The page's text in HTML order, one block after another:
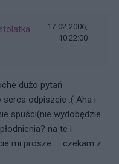
17-02-2006,
10:22:00
dużo pytań
serca odpiszcie :( Aha i
spuści(nie wydobędzie
na te i
mi prosze..... czekam z